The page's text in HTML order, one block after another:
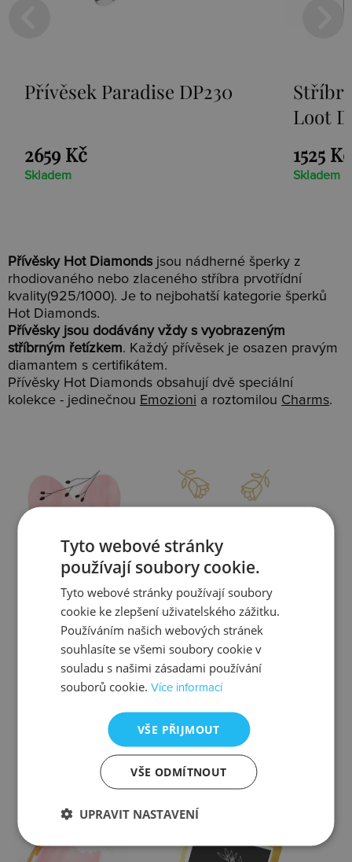
Přívěsek Paradise DP230
2659 Kč
Skladem
Loot
1525 Kč
Skladem
Přívěsky Hot Diamonds jsou nádherné šperky z
rhodiovaného nebo zlaceného stříbra prvotřídní
kvality(925/1000). Je to nejbohatší kategorie šperků
Hot Diamonds.
Přívěsky jsou dodávány vždy s vyobrazeným
stříbrným řetízkem. Každý přívěsek je osazen pravým
diamantem s certifikátem.
Přívěsky Hot Diamonds obsahují dvě speciální
kolekce - jedinečnou Emozioni a roztomilou Charms.
Slevy
Zjistit více
Doprava
Zjistit více
Kontrola
Zjistit více
Výměna
Zjistit více
Tyto webové stránky
používají soubory cookie.
Tyto webové stránky používají soubory
cookie ke zlepšení uživatelského zážitku.
Používáním našich webových stránek
souhlasíte se všemi soubory cookie v
souladu s našimi zásadami používání
souborů cookie.Více informací
VŠE PŘIJMOUT
VŠE ODMÍTNOUT
UPRAVIT NASTAVENÍ